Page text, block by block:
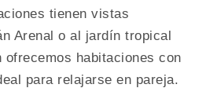
tienen vistas
Arenal o al jardín tropical
ofrecemos habitaciones con
para relajarse en pareja.